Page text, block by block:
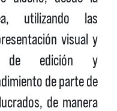
utilizando las
visual y
de edición y
de parte de
de manera